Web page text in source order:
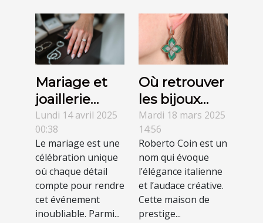
Mariage et
joaillerie
sélection des
accessoires
parfaits pour
le grand jour
Lundi 14 avril 2025
00:38
Le mariage est une
célébration unique
où chaque détail
compte pour rendre
cet événement
inoubliable. Parmi...
Où retrouver
les bijoux
Roberto Coin
à Saint-
Martin ?
Mardi 18 mars 2025
14:56
Roberto Coin est un
nom qui évoque
l’élégance italienne
et l’audace créative.
Cette maison de
prestige...